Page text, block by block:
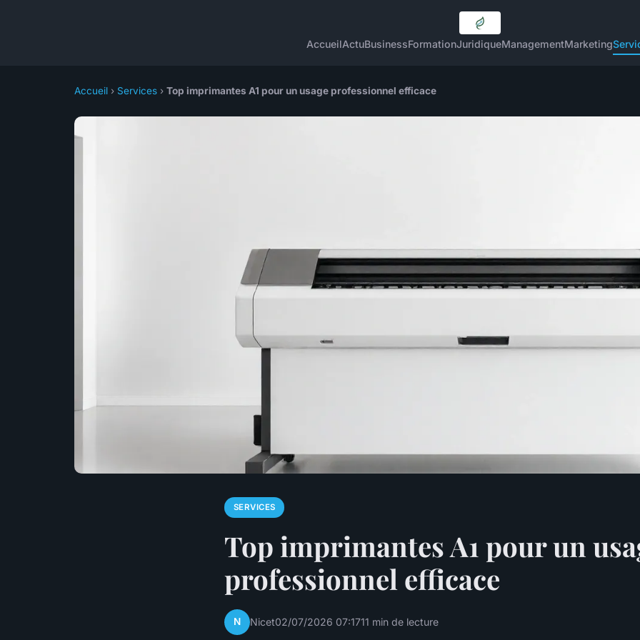
AccueilActuBusinessFormationJuridiqueManagementMarketing
Accueil › Services › Top imprimantes A1 pour un usage professionnel efficace
SERVICES
Top imprimantes A1 pour un
professionnel efficace
N Nicet02/07/2026 07:1711 min de lecture